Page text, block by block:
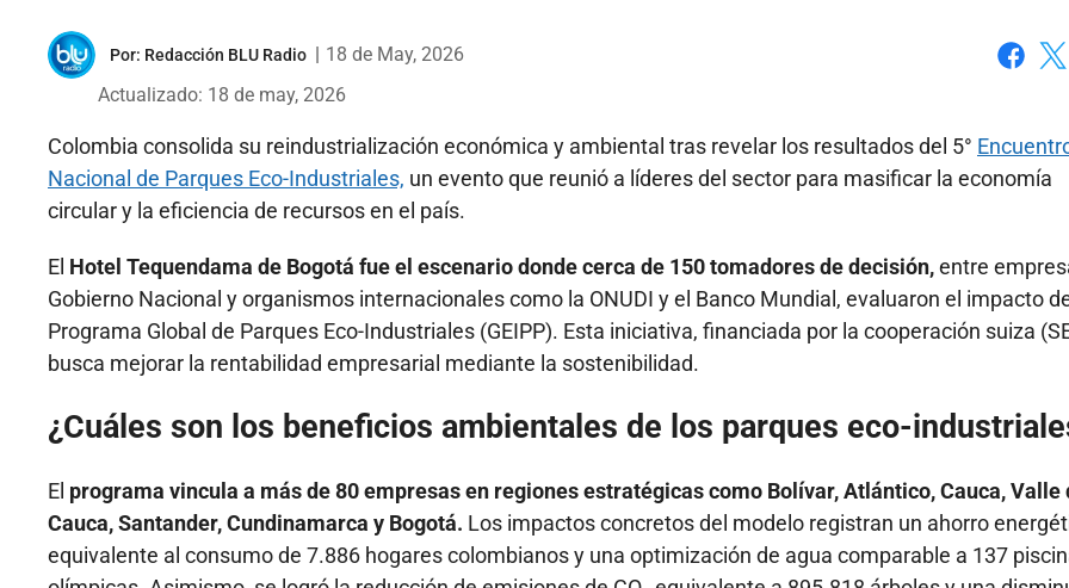
Por: Redacción BLU Radio
18 de May, 2026
Actualizado: 18 de may, 2026
Colombia consolida su reindustrialización económica y ambiental tras revelar los resultados del 5°
Nacional de Parques Eco-Industriales, un evento que reunió a líderes del sector para masificar la economía
circular y la eficiencia de recursos en el país.
El Hotel Tequendama de Bogotá fue el escenario donde cerca de 150 tomadores de decisión,entre
Gobierno Nacional y organismos internacionales como la ONUDI y el Banco Mundial, evaluaron el impacto
Programa Global de Parques Eco-Industriales (GEIPP). Esta iniciativa, financiada por la cooperación suiza
busca mejorar la rentabilidad empresarial mediante la sostenibilidad.
¿Cuáles son los beneficios ambientales de los parques eco-
El programa vincula a más de 80 empresas en regiones estratégicas como Bolívar, Atlántico, Cauca, Valle
Cauca, Santander, Cundinamarca y Bogotá. Los impactos concretos del modelo registran un ahorro
equivalente al consumo de 7.886 hogares colombianos y una optimización de agua comparable a 137